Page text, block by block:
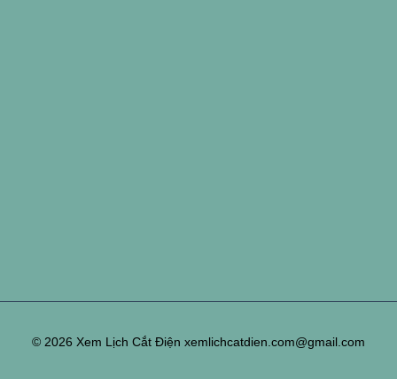
© 2026 Xem Lịch Cắt Điện xemlichcatdien.com@gmail.com